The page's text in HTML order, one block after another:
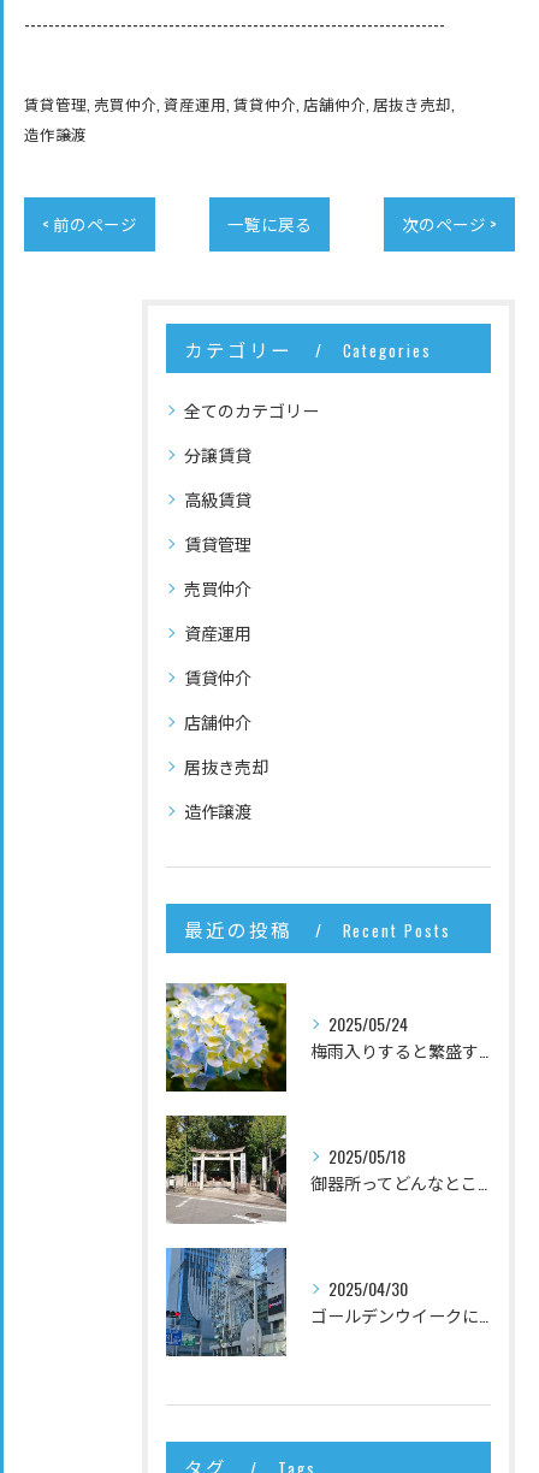
----------------------------------------------------------------------
賃貸管理 売買仲介 資産運用 賃貸仲介 店舗仲介 居抜き売却
造作譲渡
< 前のページ 一覧に戻る 次のページ >
カテゴリー Categories
全てのカテゴリー
分譲賃貸
高級賃貸
賃貸管理
売買仲介
資産運用
賃貸仲介
店舗仲介
居抜き売却
造作譲渡
最近の投稿 Recent Posts
2025/05/24
梅雨入りすると繁盛するお店は何？
2025/05/18
御器所ってどんなところ？
2025/04/30
ゴールデンウイークに名古屋で行っておいてほしいお店
タグ